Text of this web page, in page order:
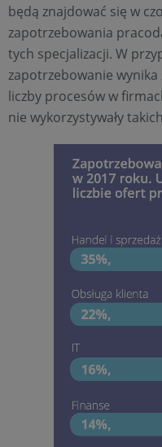
będą znajdować się w
zapotrzebowania
tych specjalizacji. W
zapotrzebowanie wynika
liczby procesów w
nie wykorzystywały